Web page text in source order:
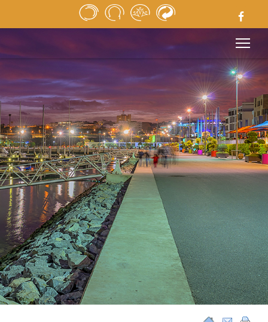
ACCUEIL
LIENS UTILES
MENTIONS LÉGALES